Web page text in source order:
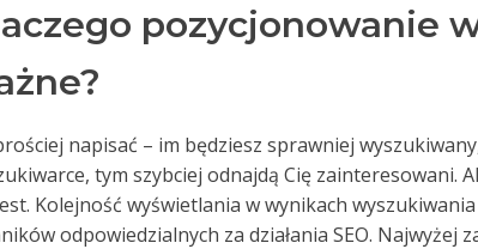
pozycjonowanie
napisać – im będziesz sprawniej
tym szybciej odnajdą Cię zainteresowani.
Kolejność wyświetlania w wynikach
odpowiedzialnych za działania SEO.